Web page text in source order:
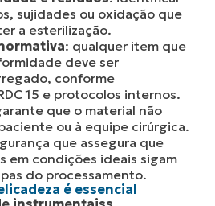
sujidades ou oxidação que
a esterilização.
: qualquer item que
deve ser
conforme
15 e protocolos internos.
que o material não
ou à equipe cirúrgica.
que assegura que
em condições ideais sigam
do processamento.
é essencial